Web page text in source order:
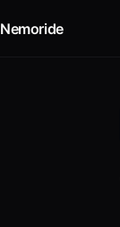
Nemoride